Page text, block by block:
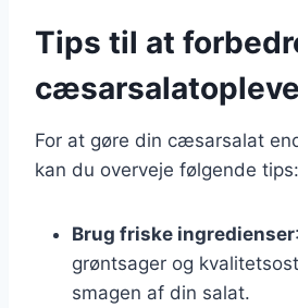
Tips til at
For at gøre din cæsarsalat
kan du overveje følgende tips:
Brug friske ingredienser
grøntsager og
smagen af din salat.